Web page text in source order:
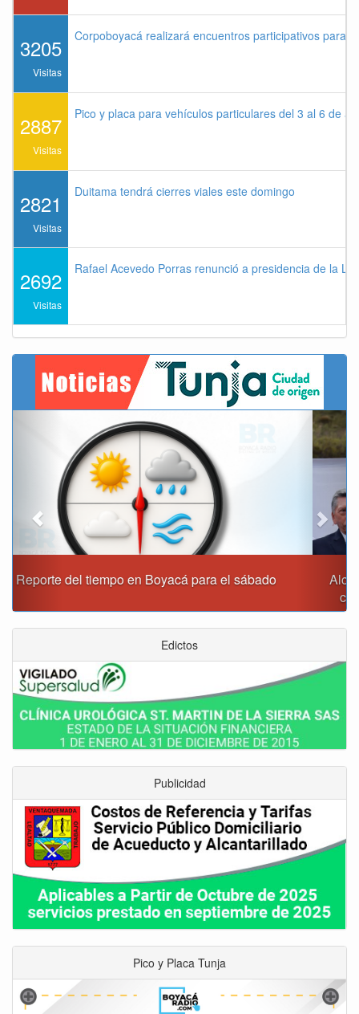
3205
Visitas
Corpoboyacá realizará encuentros participativos para
2887
Visitas
Pico y placa para vehículos particulares del 3 al 6 de
2821
Visitas
Duitama tendrá cierres viales este domingo
2692
Visitas
Rafael Acevedo Porras renunció a presidencia de la
Alcaldía de Tunja y Gobernación de Boyacá firmaron
Next
Edictos
Publicidad
Pico y Placa Tunja